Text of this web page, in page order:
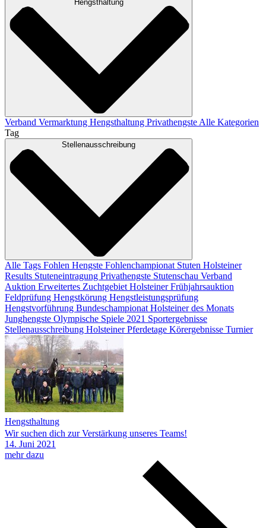
Hengsthaltung
Verband Vermarktung Hengsthaltung PrivathengsteAlle Kategorien
Tag
Stellenausschreibung
Alle Tags Fohlen Hengste Fohlenchampionat Stuten Holsteiner
Results Stuteneintragung Privathengste Stutenschau Verband
Auktion Erweitertes Zuchtgebiet Holsteiner Frühjahrsauktion
Feldprüfung Hengstkörung Hengstleistungsprüfung
Hengstvorführung Bundeschampionat Holsteiner des Monats
Junghengste Olympische Spiele 2021 Sportergebnisse
Stellenausschreibung Holsteiner Pferdetage Körergebnisse Turnier
Hengsthaltung
Wir suchen dich zur Verstärkung unseres Teams!
14. Juni 2021
mehr dazu